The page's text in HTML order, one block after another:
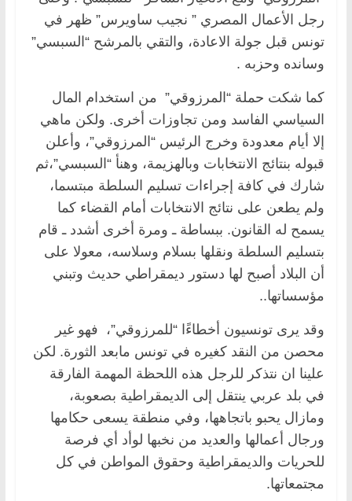
رجل الأعمال المصري ” نجيب ساويرس” ظهر في
تونس قبل جولة الاعادة، والتقي بالمرشح “السبسي”
وسانده وحزبه .
كما شكت حملة “المرزوقي” من استخدام المال
السياسي الفاسد ومن تجاوزات أخرى. ولكن ماهي
إلا أيام معدودة وخرج الرئيس “المرزوقي”، وأعلن
قبوله بنتائج الانتخابات وبالهزيمة، وهنأ “السبسي”،ثم
شارك في كافة إجراءات تسليم السلطة مبتسما،
ولم يطعن على نتائج الانتخابات أمام القضاء كما
يسمح له القانون. ببساطة ـ ومرة أخرى أشدد ـ قام
بتسليم السلطة ونقلها بسلام وسلاسه، معولا على
أن البلاد أصبح لها دستور ديمقراطي حديث وتبني
مؤسساتها..
وقد يرى تونسيون أخطاءًا “للمرزوقي”، فهو غير
محصن من النقد كغيره في تونس مابعد الثورة. لكن
علينا ان نتذكر للرجل هذه اللحظة المهمة الفارقة
في بلد عربي ينتقل إلى الديمقراطية بصعوبة،
ومازال يحبو باتجاهها، وفي منطقة يسعى حكامها
ورجال أعمالها والعديد من نخبها لوأد أي فرصة
للحريات والديمقراطية وحقوق المواطن في كل
مجتمعاتها.